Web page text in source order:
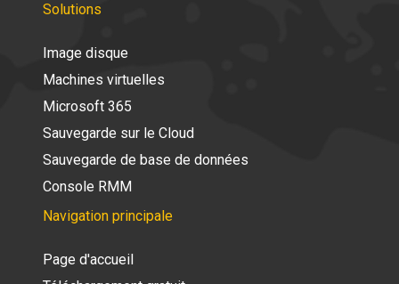
Solutions
Image disque
Machines virtuelles
Microsoft 365
Sauvegarde sur le Cloud
Sauvegarde de base de données
Console RMM
Navigation principale
Page d'accueil